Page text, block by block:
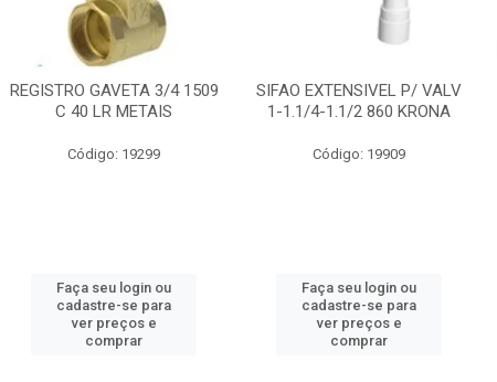
REGISTRO GAVETA 3/4 1509
C 40 LR METAIS
Código: 19299
Faça seu login ou
cadastre-se para
ver preços e
comprar
SIFAO EXTENSIVEL P/ VALV
1-1.1/4-1.1/2 860 KRONA
Código: 19909
Faça seu login ou
cadastre-se para
ver preços e
comprar